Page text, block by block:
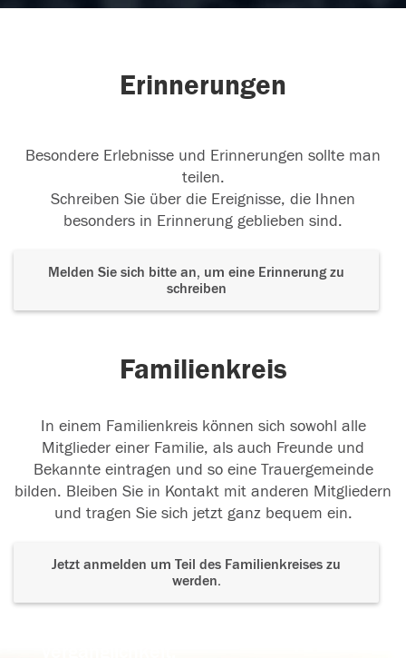
Erinnerungen
Besondere Erlebnisse und Erinnerungen sollte man
teilen.
Schreiben Sie über die Ereignisse, die Ihnen
besonders in Erinnerung geblieben sind.
Melden Sie sich bitte an, um eine Erinnerung zu
schreiben
Familienkreis
In einem Familienkreis können sich sowohl alle
Mitglieder einer Familie, als auch Freunde und
Bekannte eintragen und so eine Trauergemeinde
bilden. Bleiben Sie in Kontakt mit anderen Mitgliedern
und tragen Sie sich jetzt ganz bequem ein.
Jetzt anmelden um Teil des Familienkreises zu
werden.